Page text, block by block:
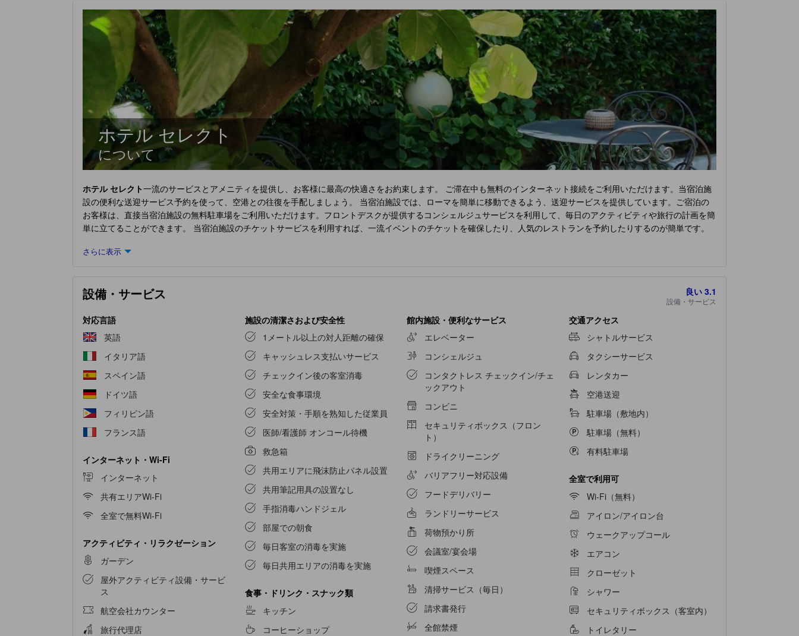
ホテル セレクト
について
ホテル セレクト一流のサービスとアメニティを提供し、お客様に最高の快適さをお約束します。 ご滞在中も無料のインターネット接続をご利用いただけます。当宿泊施
設の便利な送迎サービス予約を使って、空港との往復を手配しましょう。 当宿泊施設では、ローマを簡単に移動できるよう、送迎サービスを提供しています。ご宿泊の
お客様は、直接当宿泊施設の無料駐車場をご利用いただけます。フロントデスクが提供するコンシェルジュサービスを利用して、毎日のアクティビティや旅行の計画を簡
単に立てることができます。 当宿泊施設のチケットサービスを利用すれば、一流イベントのチケットを確保したり、人気のレストランを予約したりするのが簡単です。
クスしたいなら、ルームサービスなどの室内設備・サービスで、お部屋で過ごす時間を最大限にお楽しみいただけます。コンビニエンスストアがあれば、急な買い物にも
備されておりますので、快適な滞在を求めるお客様のニーズにお応えします。 一部の客室では、室内ビデオストリーミング、日刊新聞、テレビなど、一流の室内エンタ
の特定の客室では、バスルームにバスローブ、タオ
ル、ドライヤーをご用意しております。
ホテル セレクトでは毎朝、手作りの美味しい朝食で一日がスタートします。 当宿泊施設内にあるカフェで上質なコーヒーを楽し
みながら、リフレッシュした気分で一日を始めましょう。 当宿泊施設のエンターテイメントオプションで、旅の仲間と楽しい夜をお過ごしください。
さらに表示
設備・サービス 良い 3.1
設備・サービス
対応言語
英語
イタリア語
スペイン語
ドイツ語
フィリピン語
フランス語
インターネット・Wi-Fi
インターネット
共有エリアWi-Fi
全室で無料Wi-Fi
アクティビティ・リラクゼーション
ガーデン
屋外アクティビティ設備・サービ
ス
航空会社カウンター
旅行代理店
施設の清潔さおよび安全性
1メートル以上の対人距離の確保
キャッシュレス支払いサービス
チェックイン後の客室消毒
安全な食事環境
安全対策・手順を熟知した従業員
医師/看護師 オンコール待機
救急箱
共用エリアに飛沫防止パネル設置
共用筆記用具の設置なし
手指消毒ハンドジェル
部屋での朝食
毎日客室の消毒を実施
毎日共用エリアの消毒を実施
食事・ドリンク・スナック類
キッチン
コーヒーショップ
館内施設・便利なサービス
エレベーター
コンシェルジュ
コンタクトレス チェックイン/チェ
ックアウト
コンビニ
セキュリティボックス（フロン
ト）
ドライクリーニング
バリアフリー対応設備
フードデリバリー
ランドリーサービス
荷物預かり所
会議室/宴会場
喫煙スペース
清掃サービス（毎日）
請求書発行
全館禁煙
交通アクセス
シャトルサービス
タクシーサービス
レンタカー
空港送迎
駐車場（敷地内）
駐車場（無料）
有料駐車場
全室で利用可
Wi-Fi（無料）
アイロン/アイロン台
ウェークアップコール
エアコン
クローゼット
シャワー
セキュリティボックス（客室内）
トイレタリー